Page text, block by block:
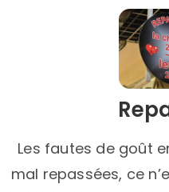
Les fautes de goût
mal repassées, ce